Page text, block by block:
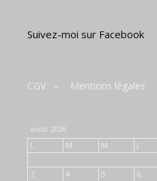
Suivez-moi sur Facebook
CGV – Mentions légales
août 2026
L
M M J
3
4 5 6